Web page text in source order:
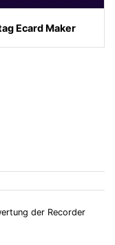
Ecard Maker
der Recorder